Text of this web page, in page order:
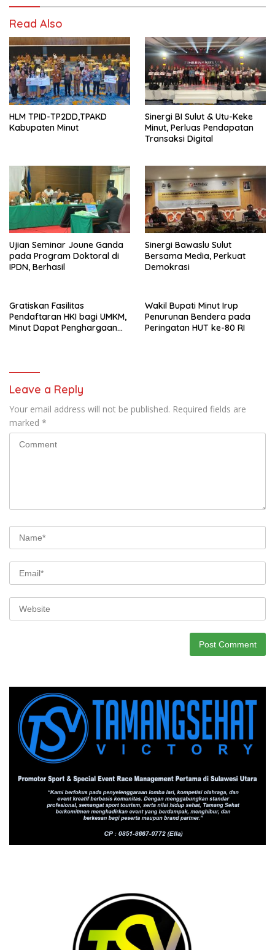
Read Also
HLM TPID-TP2DD,TPAKD
Kabupaten Minut
Sinergi BI Sulut & Utu-Keke
Minut, Perluas Pendapatan
Transaksi Digital
Ujian Seminar Joune Ganda
pada Program Doktoral di
IPDN, Berhasil
Sinergi Bawaslu Sulut
Bersama Media, Perkuat
Demokrasi
Gratiskan Fasilitas
Pendaftaran HKI bagi UMKM,
Minut Dapat Penghargaan
Wakil Bupati Minut Irup
Penurunan Bendera pada
Peringatan HUT ke-80 RI
Leave a Reply
Your email address will not be published. Required fields are
marked *